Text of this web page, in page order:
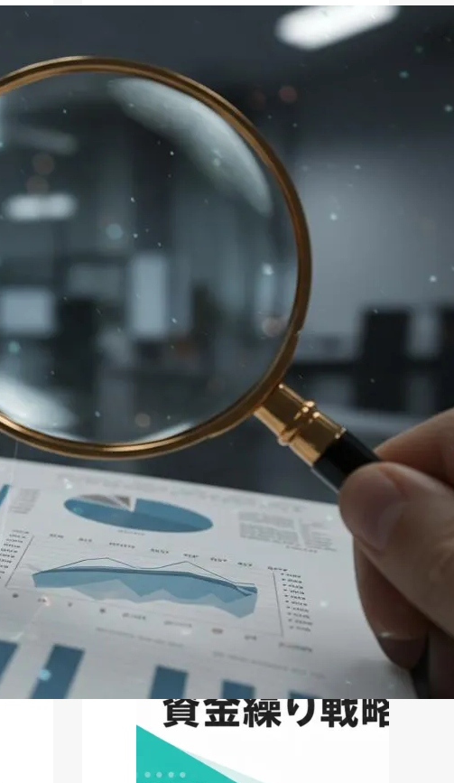
ファクタリング
ファクタリングとは？仕組み・メ
リット・注意点と...